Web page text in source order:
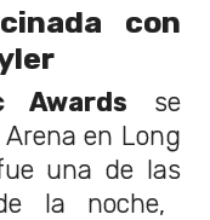
con
Awards se
en Long
una de las
la noche,